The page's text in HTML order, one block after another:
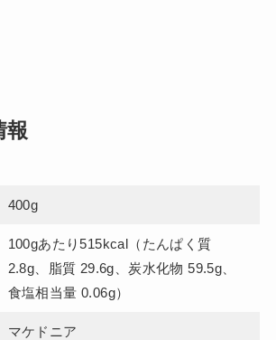
報
400g
100gあたり515kcal（たんぱく質
2.8g、脂質 29.6g、炭水化物 59.5g、
食塩相当量 0.06g）
マケドニア